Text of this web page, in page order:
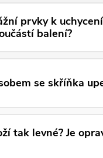
prvky k
balení?
se skříňka
tak levné? Je